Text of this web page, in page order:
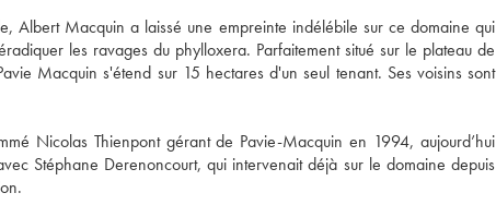
Albert Macquin a laissé une empreinte indélébile sur ce domaine qui
les ravages du phylloxera. Parfaitement situé sur le plateau de
Macquin s'étend sur 15 hectares d'un seul tenant. Ses voisins sont
Nicolas Thienpont gérant de Pavie-Macquin en 1994, aujourd’hui
Stéphane Derenoncourt, qui intervenait déjà sur le domaine depuis